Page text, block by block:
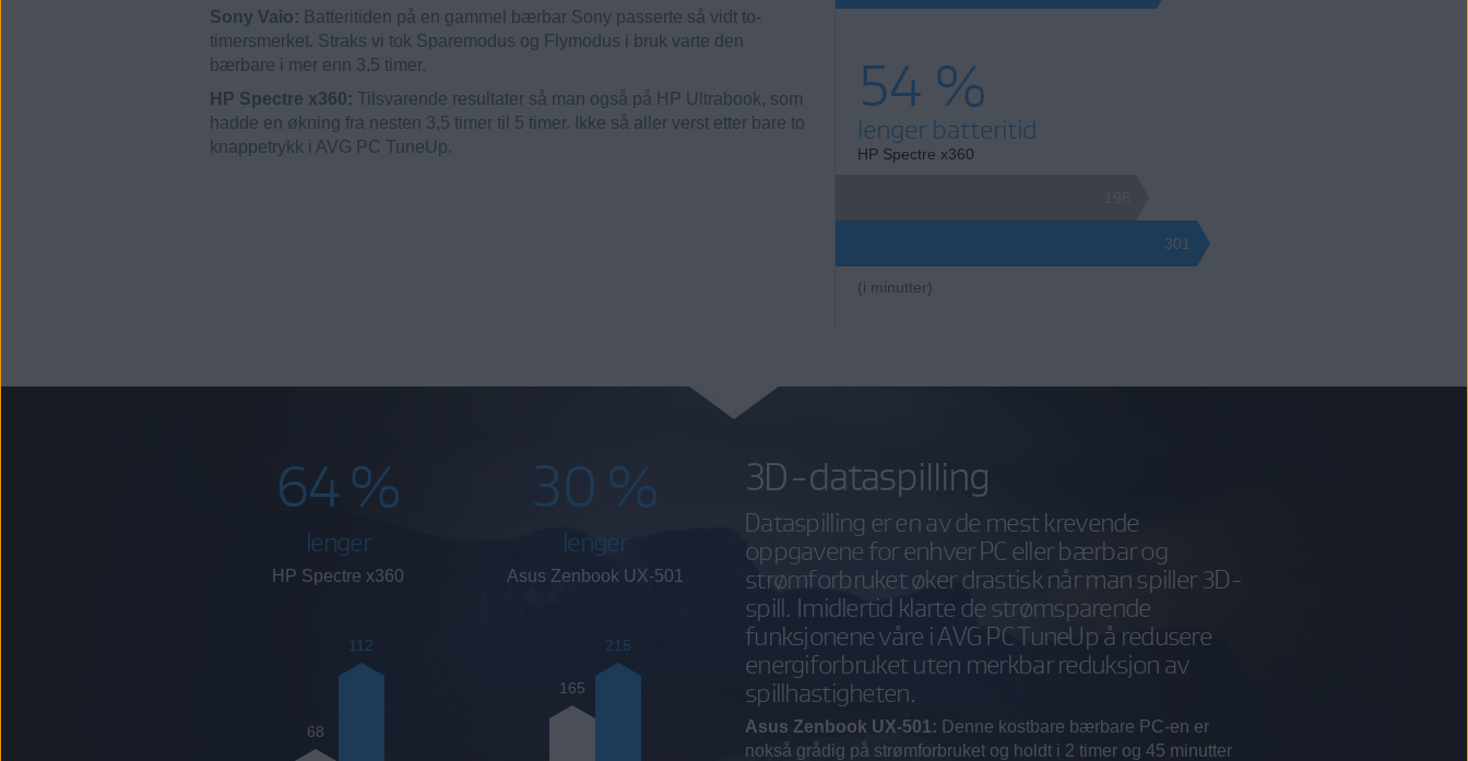
Sony Vaio: Batteritiden på en gammel bærbar Sony passerte så vidt to-
timersmerket. Straks vi tok Sparemodus og Flymodus i bruk varte den
bærbare i mer enn 3,5 timer.
HP Spectre x360: Tilsvarende resultater så man også på HP Ultrabook, som
hadde en økning fra nesten 3,5 timer til 5 timer. Ikke så aller verst etter bare to
knappetrykk i AVG PC TuneUp.
54 %
lenger batteritid
HP Spectre x360
301
(i minutter)
64 %
lenger
HP Spectre x360
68
112
30 %
lenger
Asus Zenbook UX-501
165
215
3D-dataspilling
Dataspilling er en av de mest krevende
oppgavene for enhver PC eller bærbar og
strømforbruket øker drastisk når man spiller 3D-
spill. Imidlertid klarte de strømsparende
funksjonene våre i AVG PC TuneUp å redusere
energiforbruket uten merkbar reduksjon av
spillhastigheten.
Asus Zenbook UX-501: Denne kostbare bærbare PC-en er
nokså grådig på strømforbruket og holdt i 2 timer og 45 minutter